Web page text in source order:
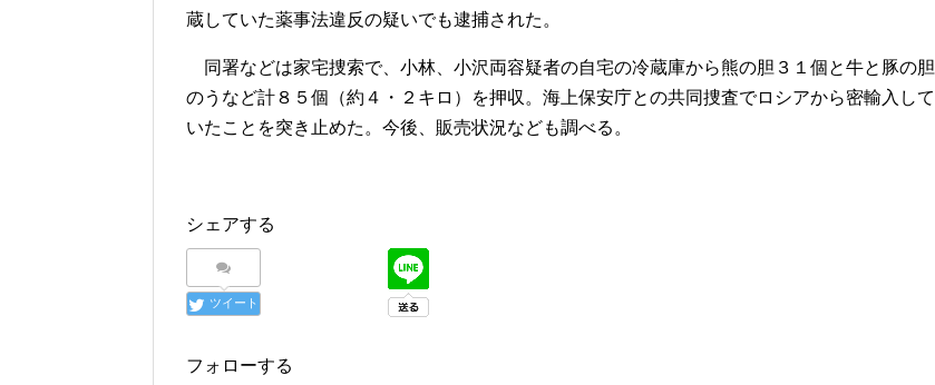
蔵していた薬事法違反の疑いでも逮捕された。
同署などは家宅捜索で、小林、小沢両容疑者の自宅の冷蔵庫から熊の胆３１個と牛と豚の胆
のうなど計８５個（約４・２キロ）を押収。海上保安庁との共同捜査でロシアから密輸入して
いたことを突き止めた。今後、販売状況なども調べる。
シェアする
ツイート
フォローする